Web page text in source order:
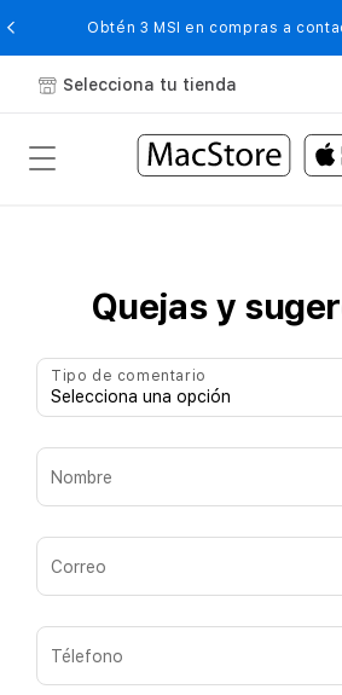
Obtén 3 MSI en compras a
Selecciona tu tienda
Quejas y
Tipo de comentario